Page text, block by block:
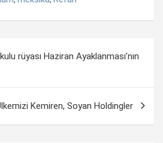
rüyası Haziran Ayaklanması’nın
Kemiren, Soyan Holdingler